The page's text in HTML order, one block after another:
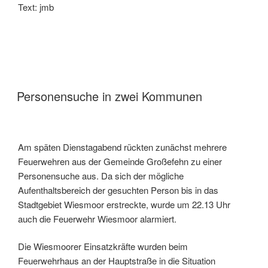
Text: jmb
Personensuche in zwei Kommunen
Am späten Dienstagabend rückten zunächst mehrere
Feuerwehren aus der Gemeinde Großefehn zu einer
Personensuche aus. Da sich der mögliche
Aufenthaltsbereich der gesuchten Person bis in das
Stadtgebiet Wiesmoor erstreckte, wurde um 22.13 Uhr
auch die Feuerwehr Wiesmoor alarmiert.
Die Wiesmoorer Einsatzkräfte wurden beim
Feuerwehrhaus an der Hauptstraße in die Situation